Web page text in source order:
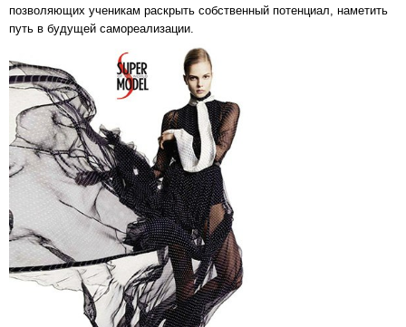
позволяющих ученикам раскрыть собственный потенциал, наметить
путь в будущей самореализации.